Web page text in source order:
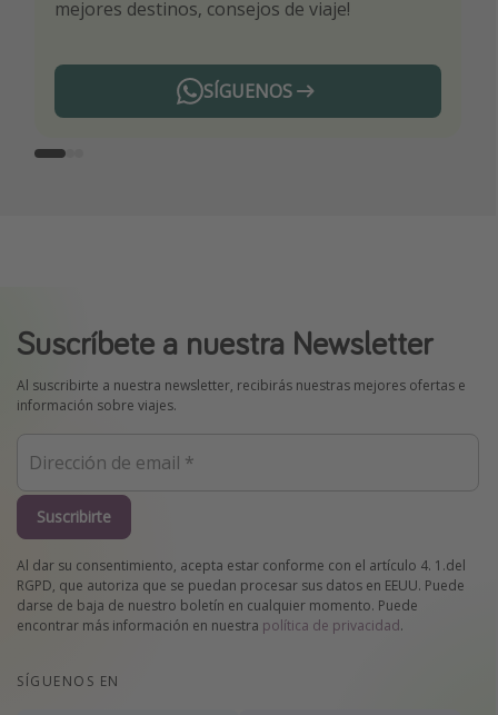
mejores destinos, consejos de viaje!
SÍGUENOS
ti por nuestros expertos en viajes
Telegram
Suscríbete a nuestra Newsletter
Al suscribirte a nuestra newsletter, recibirás nuestras mejores ofertas e
información sobre viajes.
Suscribirte
Al dar su consentimiento, acepta estar conforme con el artículo 4. 1.del
RGPD, que autoriza que se puedan procesar sus datos en EEUU. Puede
darse de baja de nuestro boletín en cualquier momento. Puede
encontrar más información en nuestra política de privacidad.
SÍGUENOS EN